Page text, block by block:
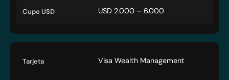
USD 2.000 – 6.000
Visa Wealth Management